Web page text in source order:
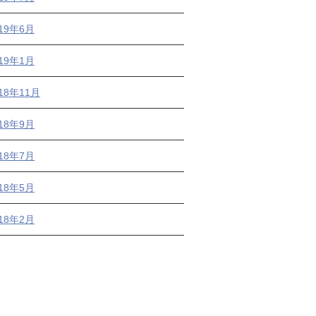
年6月
年1月
年11月
年9月
年7月
年5月
年2月